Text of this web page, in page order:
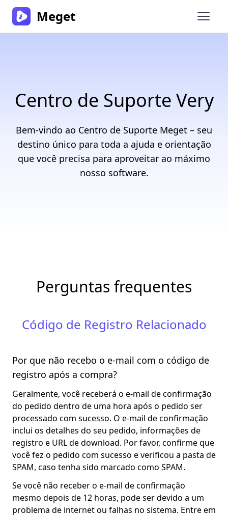
Abrir
Meget
Centro de Suporte Very
Bem-vindo ao Centro de Suporte Meget – seu
destino único para toda a ajuda e orientação
que você precisa para aproveitar ao máximo
nosso software.
Perguntas frequentes
Código de Registro Relacionado
Por que não recebo o e-mail com o código de
registro após a compra?
Geralmente, você receberá o e-mail de confirmação
do pedido dentro de uma hora após o pedido ser
processado com sucesso. O e-mail de confirmação
inclui os detalhes do seu pedido, informações de
registro e URL de download. Por favor, confirme que
você fez o pedido com sucesso e verificou a pasta de
SPAM, caso tenha sido marcado como SPAM.
Se você não receber o e-mail de confirmação
mesmo depois de 12 horas, pode ser devido a um
problema de internet ou falhas no sistema. Entre em